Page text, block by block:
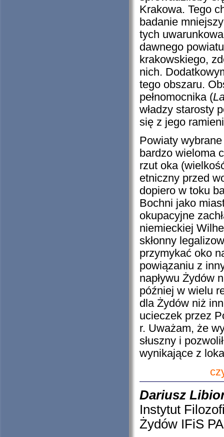
Krakowa. Tego
badanie
tych
dawnego
krakowskiego,
nich.
tego obszaru.
pełnomocnika (
władzy starosty
się z jego
Powiaty wybrane
bardzo wieloma
rzut oka
etniczny przed
dopiero w toku
Bochni jako
okupacyjne
niemieckiej
skłonny
przymykać oko
powiązaniu z
napływu Żydów
później w wielu
dla Żydów niż
ucieczek przez
r. Uważam, że
słuszny i
wynikające z
Dariusz
Instytut
Żydów IFiS